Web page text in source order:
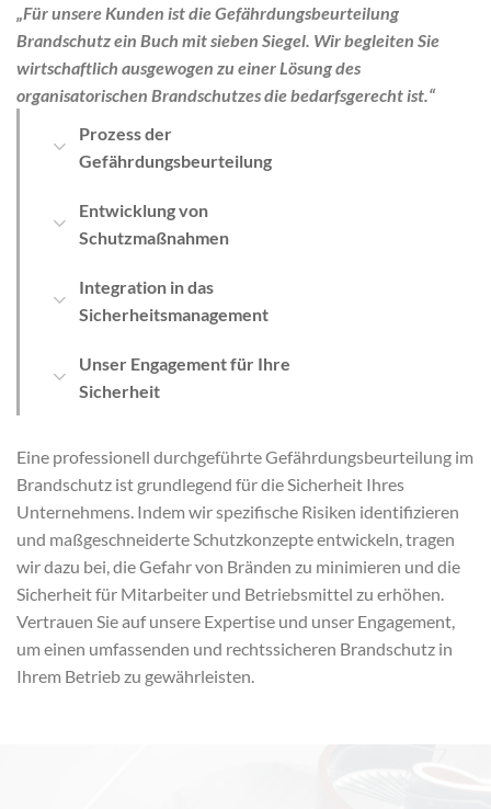
„Für unsere Kunden ist die Gefährdungsbeurteilung
Brandschutz ein Buch mit sieben Siegel. Wir begleiten Sie
wirtschaftlich ausgewogen zu einer Lösung des
organisatorischen Brandschutzes die bedarfsgerecht ist.“
Prozess der
Gefährdungsbeurteilung
Entwicklung von
Schutzmaßnahmen
Integration in das
Sicherheitsmanagement
Unser Engagement für Ihre
Sicherheit
Eine professionell durchgeführte Gefährdungsbeurteilung im
Brandschutz ist grundlegend für die Sicherheit Ihres
Unternehmens. Indem wir spezifische Risiken identifizieren
und maßgeschneiderte Schutzkonzepte entwickeln, tragen
wir dazu bei, die Gefahr von Bränden zu minimieren und die
Sicherheit für Mitarbeiter und Betriebsmittel zu erhöhen.
Vertrauen Sie auf unsere Expertise und unser Engagement,
um einen umfassenden und rechtssicheren Brandschutz in
Ihrem Betrieb zu gewährleisten.